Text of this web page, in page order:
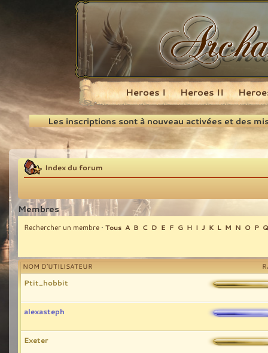
Recherche
Heroes I Heroes II
Les inscriptions sont à nouveau activées et des
Index du forum
Membres
Rechercher un membre • Tous A B C D E F G H I J K L M N O P Q
NOM D’UTILISATEUR
Ptit_hobbit
alexasteph
Exeter